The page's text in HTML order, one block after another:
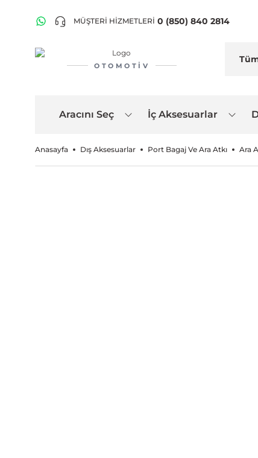
MÜŞTERİ HİZMETLERİ 0 (850) 840 2814
OTOMOTIV
Aracını Seç İç Aksesuarlar
Anasayfa Dış Aksesuarlar Port Bagaj Ve Ara Atkı Ara